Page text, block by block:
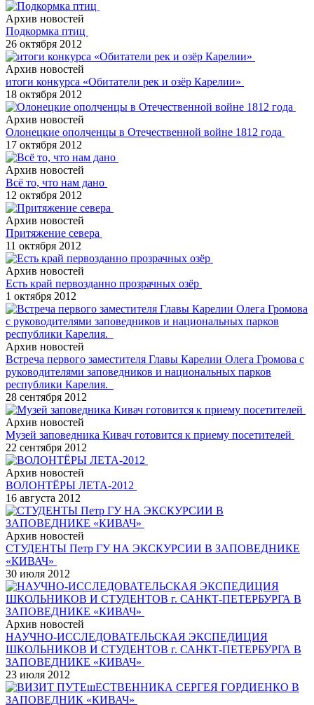
Архив новостей
Подкормка птиц
26 октября 2012
Архив новостей
итоги конкурса «Обитатели рек и озёр Карелии»
18 октября 2012
Архив новостей
Олонецкие ополченцы в Отечественной войне 1812 года
17 октября 2012
Архив новостей
Всё то, что нам дано
12 октября 2012
Архив новостей
Притяжение севера
11 октября 2012
Архив новостей
Есть край первозданно прозрачных озёр
1 октября 2012
Архив новостей
Встреча первого заместителя Главы Карелии Олега Громова с
руководителями заповедников и национальных парков
республики Карелия.
28 сентября 2012
Архив новостей
Музей заповедника Кивач готовится к приему посетителей
22 сентября 2012
Архив новостей
ВОЛОНТЁРЫ ЛЕТА-2012
16 августа 2012
Архив новостей
СТУДЕНТЫ Петр ГУ НА ЭКСКУРСИИ В ЗАПОВЕДНИКЕ
«КИВАЧ»
30 июля 2012
Архив новостей
НАУЧНО-ИССЛЕДОВАТЕЛЬСКАЯ ЭКСПЕДИЦИЯ
ШКОЛЬНИКОВ И СТУДЕНТОВ г. САНКТ-ПЕТЕРБУРГА В
ЗАПОВЕДНИКЕ «КИВАЧ»
23 июля 2012